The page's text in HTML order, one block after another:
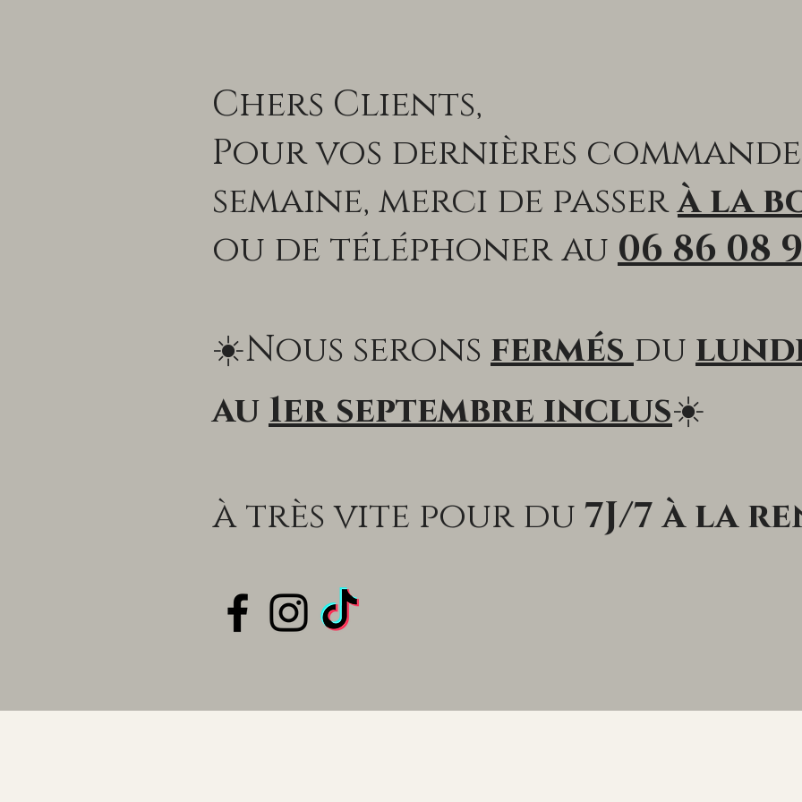
Chers Clients,
Pour vos dernières
semaine, merci de passerà la
ou de téléphoner au 06 86 08
☀️Nous serons fermésdu
au1er septembre inclus☀️
à très vite pour du 7J/7 à la